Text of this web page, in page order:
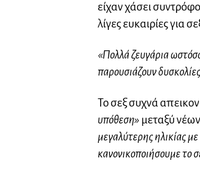
είχαν χάσει
λίγες ευκαιρίες για
«Πολλά ζευγάρια
παρουσιάζουν
Το σεξ συχνά
υπόθεση» μεταξύ
μεγαλύτερης ηλικίας
κανονικοποιήσουμε το